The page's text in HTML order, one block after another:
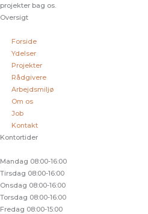
projekter bag os.
Oversigt
Forside
Ydelser
Projekter
Rådgivere
Arbejdsmiljø
Om os
Job
Kontakt
Kontortider
Mandag 08:00-16:00
Tirsdag 08:00-16:00
Onsdag 08:00-16:00
Torsdag 08:00-16:00
Fredag 08:00-15:00